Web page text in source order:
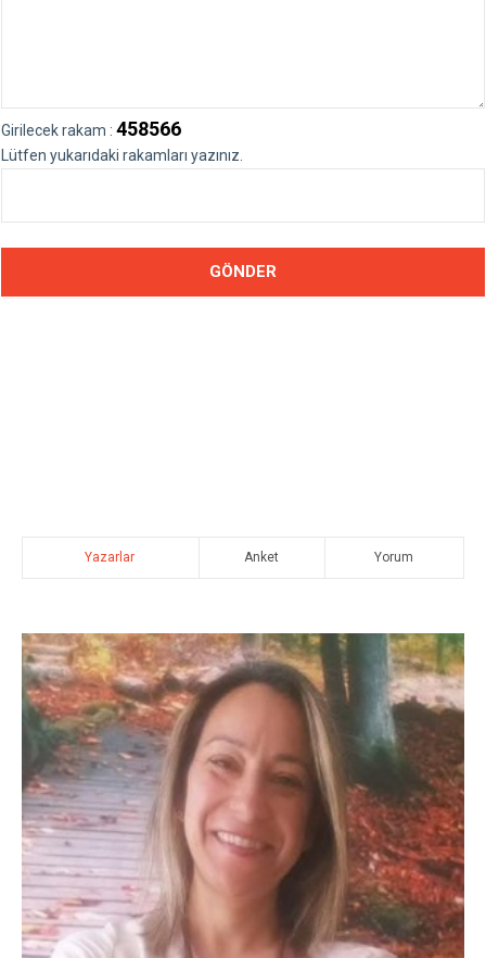
Girilecek rakam : 458566
Lütfen yukarıdaki rakamları yazınız.
Yazarlar Anket Yorum